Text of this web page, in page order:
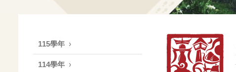
115學年
114學年